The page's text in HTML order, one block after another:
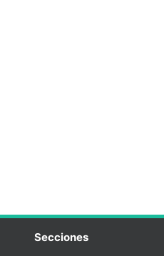
Secciones